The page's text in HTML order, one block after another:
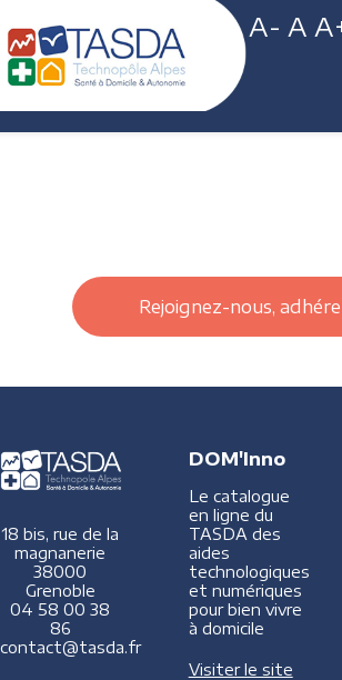
A- A
Rejoignez-nous,
18 bis, rue de la
magnanerie
38000
Grenoble
04 58 00 38
86
contact@tasda.fr
DOM'Inno
Le catalogue
en ligne du
TASDA des
aides
technologiques
et numériques
pour bien vivre
à domicile
Visiter le site